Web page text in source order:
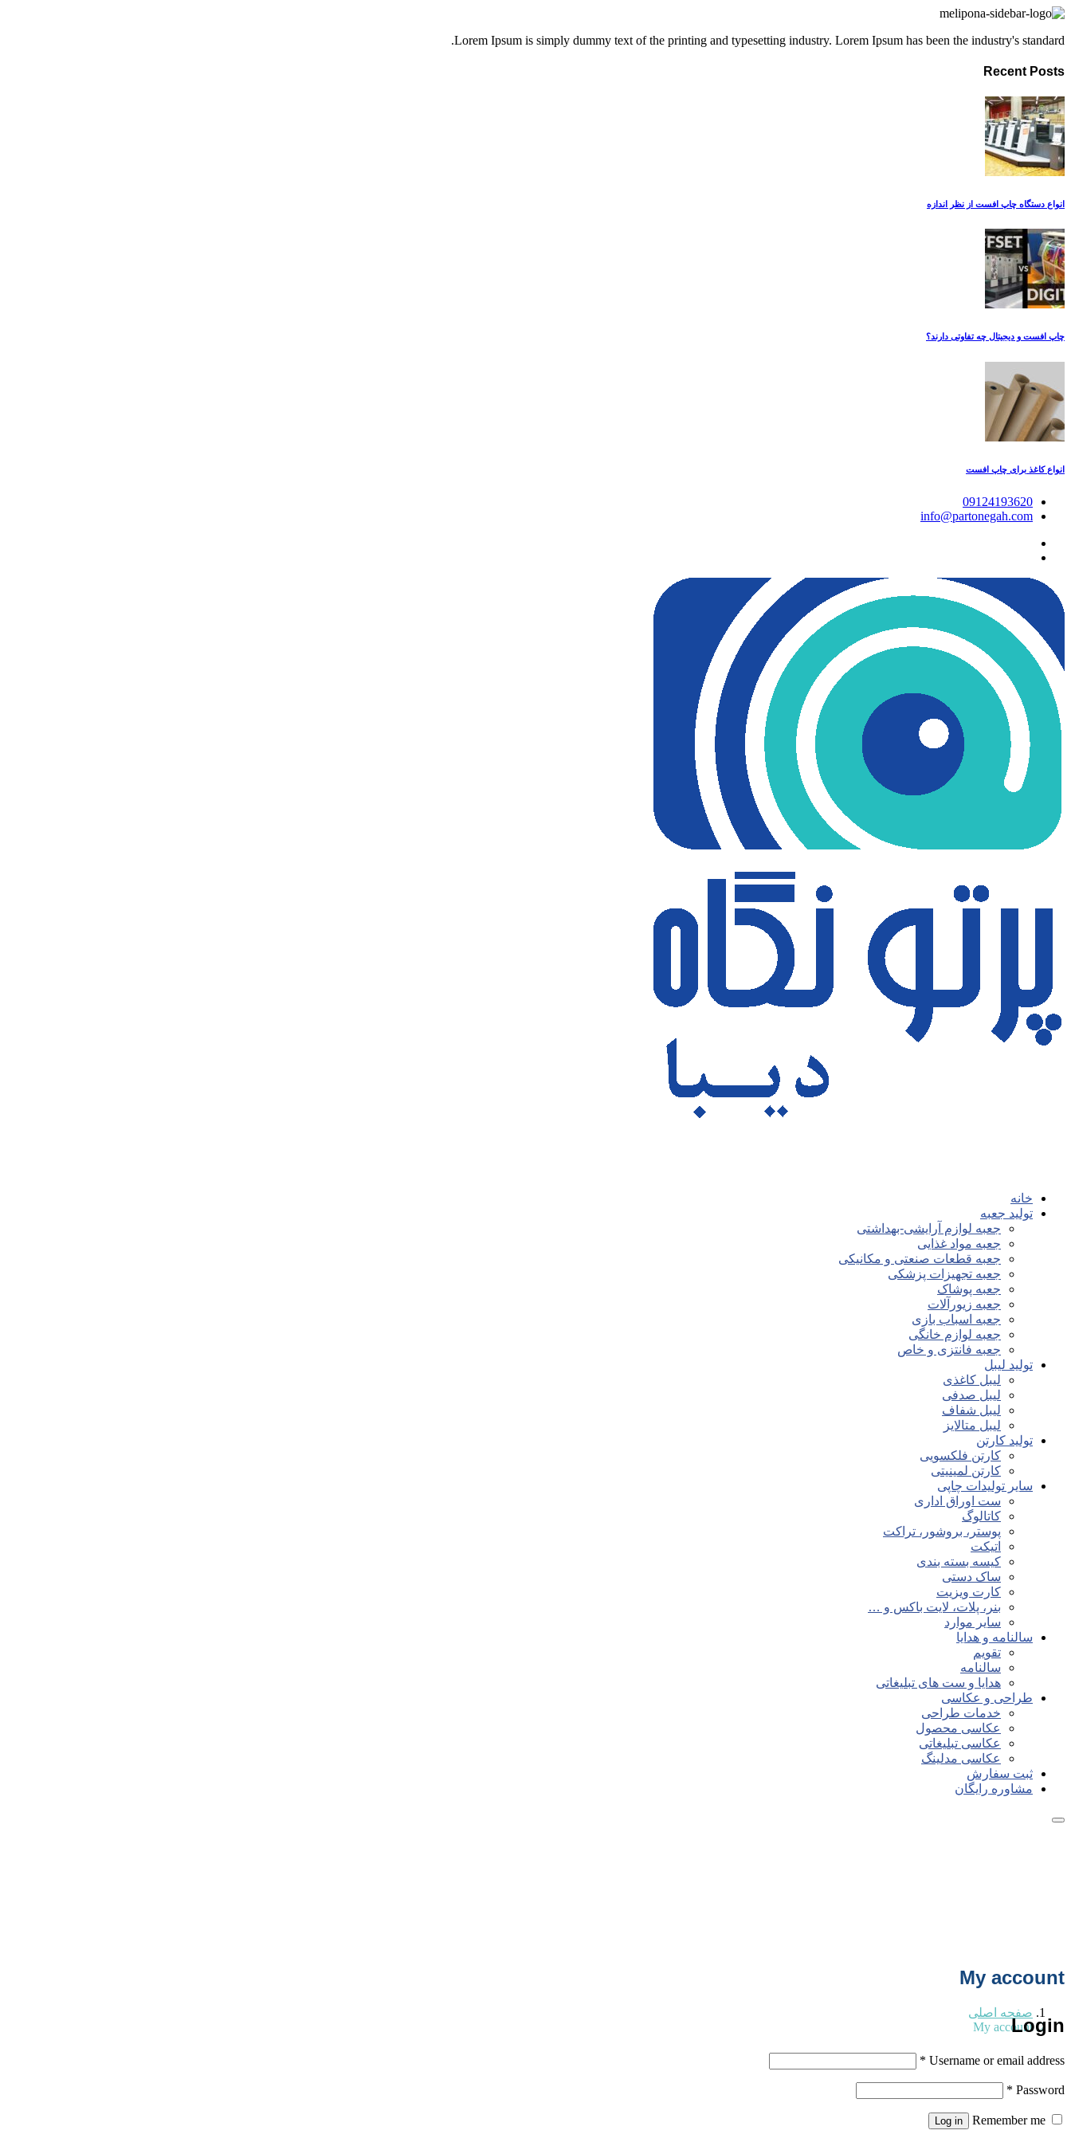
Lorem Ipsum is simply dummy text of the printing and typesetting industry. Lorem Ipsum has been the industry's standard.
Recent Posts
انواع دستگاه چاپ افست از نظر اندازه
چاپ افست و دیجیتال چه تفاوتی دارند؟
انواع کاغذ برای چاپ افست
09124193620
info@partonegah.com
خانه
تولید جعبه
جعبه لوازم آرایشی-بهداشتی
جعبه مواد غذایی
جعبه قطعات صنعتی و مکانیکی
جعبه تجهیزات پزشکی
جعبه پوشاک
جعبه زیورآلات
جعبه اسباب بازی
جعبه لوازم خانگی
جعبه فانتزی و خاص
تولید لیبل
لیبل کاغذی
لیبل صدفی
لیبل شفاف
لیبل متالایز
تولید کارتن
کارتن فلکسویی
کارتن لمینیتی
سایر تولیدات چاپی
ست اوراق اداری
کاتالوگ
پوستر، بروشور، تراکت
اتیکت
کیسه بسته بندی
ساک دستی
کارت ویزیت
بنر، پلات، لایت باکس و …
سایر موارد
سالنامه و هدایا
تقویم
سالنامه
هدایا و ست های تبلیغاتی
طراحی و عکاسی
خدمات طراحی
عکاسی محصول
عکاسی تبلیغاتی
عکاسی مدلینگ
ثبت سفارش
مشاوره رایگان
My account
صفحه اصلی
My accountLogin
Username or email address
*
Password
*
Remember me
Log in